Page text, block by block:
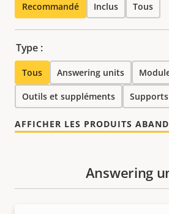
Recommandé Inclus Tous
Type :
Tous Answering units
Outils et suppléments Supports
AFFICHER LES PRODUITS
Answering